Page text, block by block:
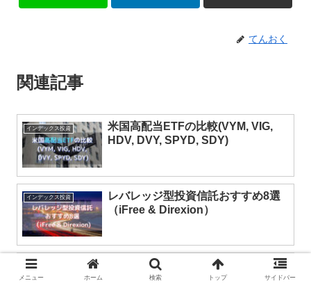
てんおく
関連記事
インデックス投資
米国高配当ETFの比較(VYM, VIG,
HDV, DVY, SPYD, SDY)
インデックス投資
レバレッジ型投資信託おすすめ8選
（iFree & Direxion）
インデックス投資
2021年11月の積立設定と今後の計
メニュー ホーム 検索 トップ サイドバー